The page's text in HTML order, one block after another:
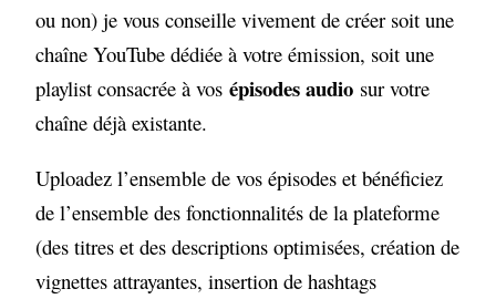
ou non) je vous conseille vivement de créer soit une
chaîne YouTube dédiée à votre émission, soit une
playlist consacrée à vosépisodes audio sur votre
chaîne déjà existante.
Uploadez l’ensemble de vos épisodes et bénéficiez
de l’ensemble des fonctionnalités de la plateforme
(des titres et des descriptions optimisées, création de
vignettes attrayantes, insertion de hashtags